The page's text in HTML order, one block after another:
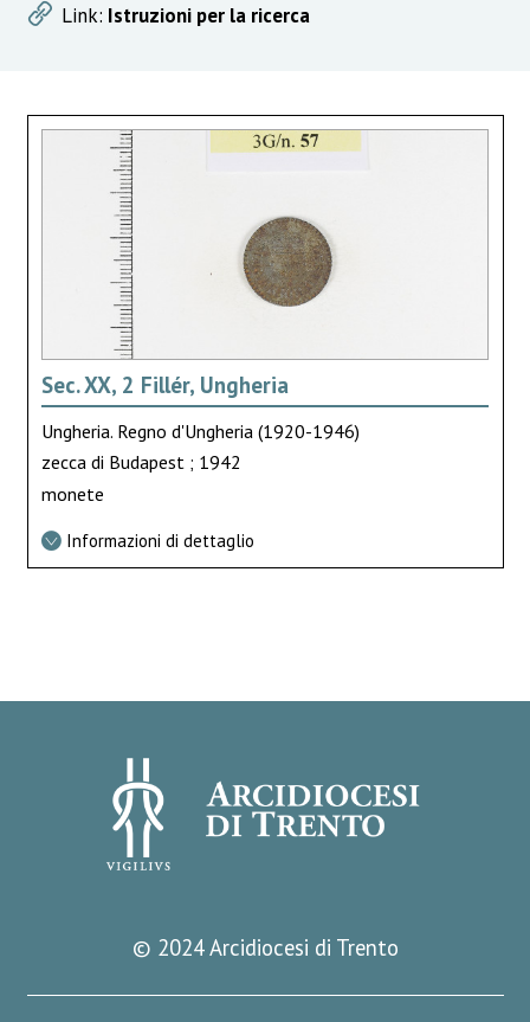
Link: Istruzioni per la ricerca
Sec. XX, 2 Fillér, Ungheria
Ungheria. Regno d'Ungheria (1920-1946)
zecca di Budapest ; 1942
monete
Informazioni di dettaglio
© 2024 Arcidiocesi di Trento